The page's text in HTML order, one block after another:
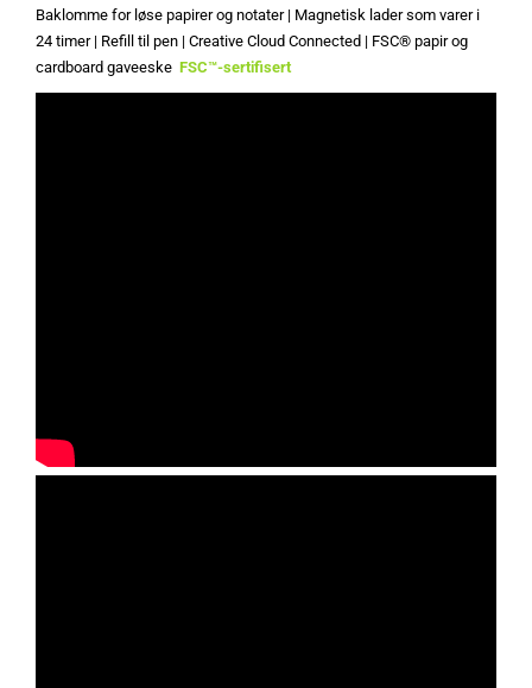
Baklomme for løse papirer og notater | Magnetisk lader som varer i
24 timer | Refill til pen | Creative Cloud Connected | FSC® papir og
cardboard gaveeske FSC™-sertifisert